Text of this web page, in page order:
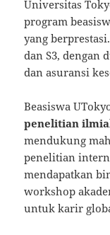
Universitas
program
yang
dan S3, dengan
dan asuransi
Beasiswa
penelitian
mendukung
penelitian
mendapatkan
workshop
untuk karir